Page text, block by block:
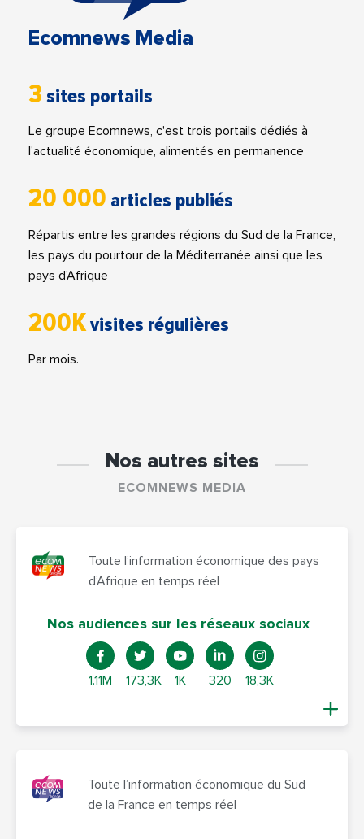
Ecomnews Media
3 sites portails
Le groupe Ecomnews, c'est trois portails dédiés à
l'actualité économique, alimentés en permanence
20 000 articles publiés
Répartis entre les grandes régions du Sud de la France,
les pays du pourtour de la Méditerranée ainsi que les
pays d'Afrique
200Kvisites régulières
Par mois.
Nos autres sites
ECOMNEWS MEDIA
Toute l’information économique des pays
d’Afrique en temps réel
Nos audiences sur les réseaux sociaux
1.11M 173,3K 1K 320 18,3K
Toute l’information économique du Sud
de la France en temps réel